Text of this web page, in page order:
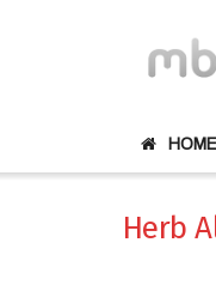
HOME
Herb